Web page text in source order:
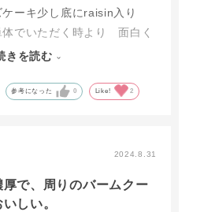
ーキ少し底にraisin入り
でいただく時より 面白く
り 物足りない人には とて
のと 説明しなければ
た
きを読む
参考になった 0 Like! 2
2024.8.31
で、周りのバームクー
しい。